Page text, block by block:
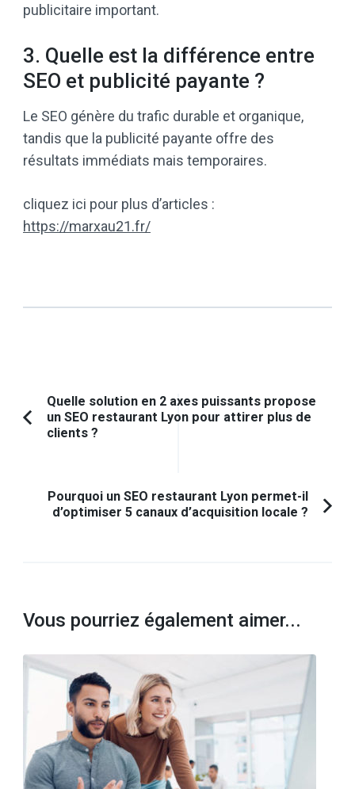
publicitaire important.
3. Quelle est la différence entre
SEO et publicité payante ?
Le SEO génère du trafic durable et organique,
tandis que la publicité payante offre des
résultats immédiats mais temporaires.
cliquez ici pour plus d’articles :
https://marxau21.fr/
Navigation
d'article
Article
Quelle solution en 2 axes puissants propose
un SEO restaurant Lyon pour attirer plus de
clients ?
Pourquoi un SEO restaurant Lyon permet-il
d’optimiser 5 canaux d’acquisition locale ?
Vous pourriez également aimer...